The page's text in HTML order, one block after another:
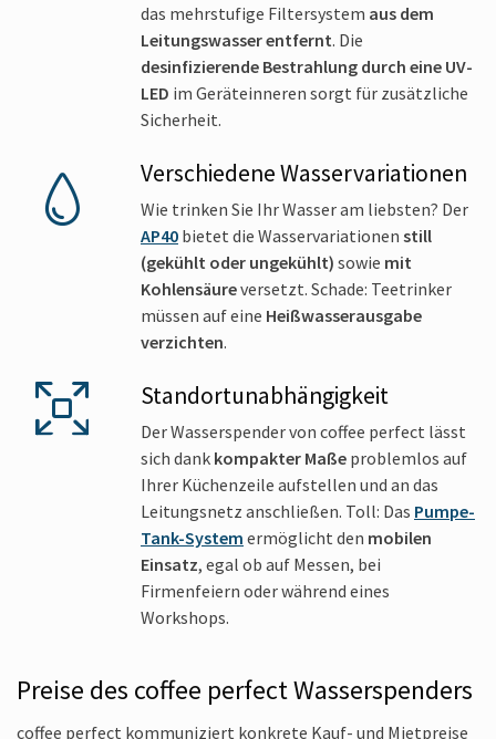
das mehrstufige Filtersystem aus dem
Leitungswasser entfernt. Die
desinfizierende Bestrahlung durch eine UV-
LED im Geräteinneren sorgt für zusätzliche
Sicherheit.
Verschiedene Wasservariationen
Wie trinken Sie Ihr Wasser am liebsten? Der
AP40 bietet die Wasservariationen still
(gekühlt oder ungekühlt) sowie mit
Kohlensäureversetzt. Schade: Teetrinker
müssen auf eine Heißwasserausgabe
verzichten.
Standort­unabhängigkeit
Der Wasserspender von coffee perfect lässt
sich dank kompakter Maße problemlos auf
Ihrer Küchenzeile aufstellen und an das
Leitungsnetz anschließen. Toll: Das Pumpe-
Tank-System ermöglicht den mobilen
Einsatz, egal ob auf Messen, bei
Firmenfeiern oder während eines
Workshops.
Preise des coffee perfect Wasserspenders
coffee perfect kommuniziert konkrete Kauf- und Mietpreise